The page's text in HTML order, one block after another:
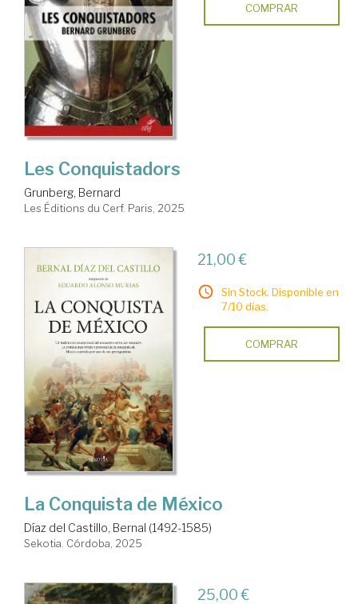
COMPRAR
Les Conquistadors
Grunberg, Bernard
Les Éditions du Cerf. Paris, 2025
21,00 €
Sin Stock. Disponible en
7/10 días.
COMPRAR
La Conquista de México
Díaz del Castillo, Bernal (1492-1585)
Sekotia. Córdoba, 2025
25,00 €